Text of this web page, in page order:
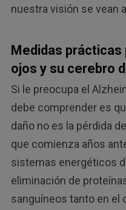
nuestra visión se vean
Medidas
ojos y su cerebro
Si le preocupa el
debe comprender es
daño no es la pérdida
que comienza años
sistemas energéticos
eliminación de
sanguíneos tanto en el